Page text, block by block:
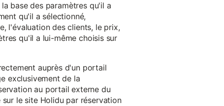
base des paramètres qu'il a
qu'il a sélectionné,
l'évaluation des clients, le prix,
qu'il a lui-même choisis sur
auprès d'un portail
exclusivement de la
au portail externe du
le site Holidu par réservation